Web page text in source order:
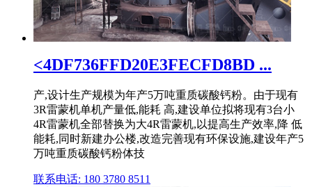
<4DF736FFD20E3FECFD8BD ...
产,设计生产规模为年产5万吨重质碳酸钙粉。由于现有
3R雷蒙机单机产量低,能耗 高,建设单位拟将现有3台小
4R雷蒙机全部替换为大4R雷蒙机,以提高生产效率,降 低
能耗,同时新建办公楼,改造完善现有环保设施,建设年产5
万吨重质碳酸钙粉体技
联系电话: 180 3780 8511